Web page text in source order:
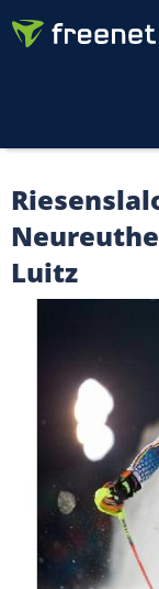
Luitz